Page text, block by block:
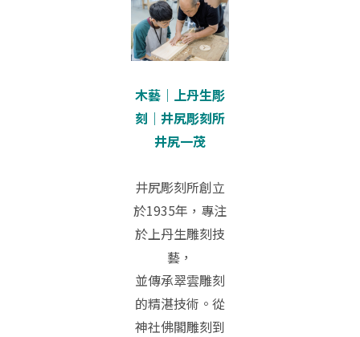
木藝｜上丹生彫
刻｜井尻彫刻所
井尻一茂
井尻彫刻所創立
於1935年，專注
於上丹生雕刻技
藝，
並傳承翠雲雕刻
的精湛技術。從
神社佛閣雕刻到